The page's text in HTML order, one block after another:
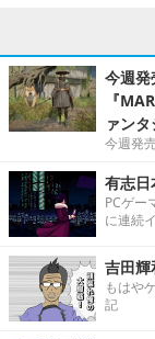
今週
『
ァン
今週発
有志日
PCゲー
に連続
吉田輝
もはや
記